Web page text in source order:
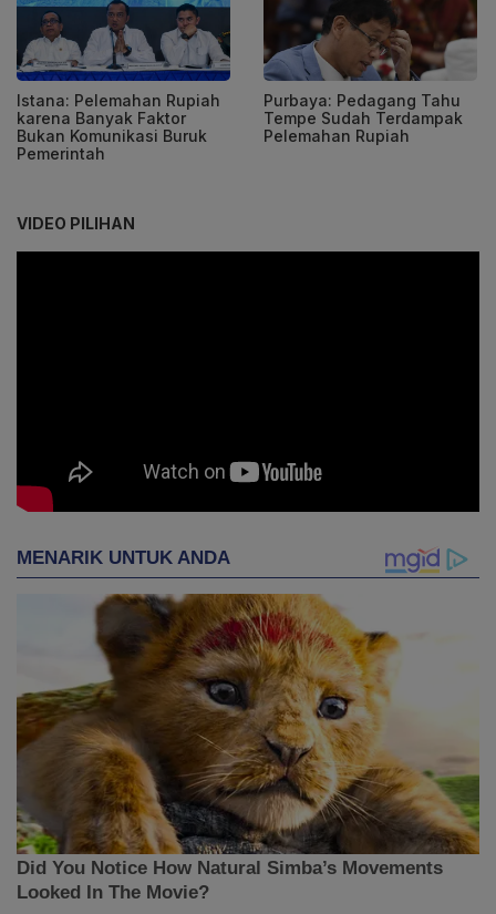
Istana: Pelemahan Rupiah
karena Banyak Faktor
Bukan Komunikasi Buruk
Pemerintah
Purbaya: Pedagang Tahu
Tempe Sudah Terdampak
Pelemahan Rupiah
VIDEO PILIHAN